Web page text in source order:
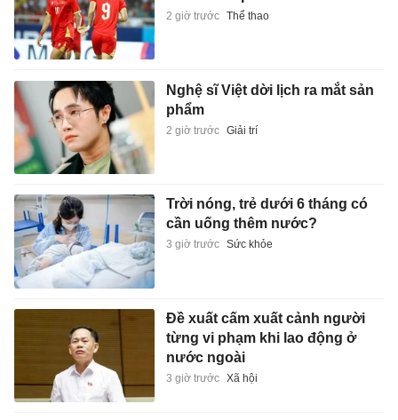
2 giờ trước Thể thao
Nghệ sĩ Việt dời lịch ra mắt sản
phẩm
2 giờ trước Giải trí
Trời nóng, trẻ dưới 6 tháng có
cần uống thêm nước?
3 giờ trước Sức khỏe
Đề xuất cấm xuất cảnh người
từng vi phạm khi lao động ở
nước ngoài
3 giờ trước Xã hội